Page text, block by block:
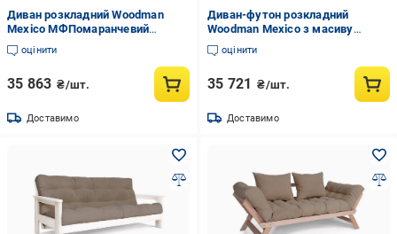
Диван розкладний Woodman
Mexico МФПомаранчевий
(14400154)
оцінити
35 863 ₴/шт.
Доставимо
Диван-футон розкладний
Woodman Mexico з масиву
дерева Білий/Синій
оцінити
35 721 ₴/шт.
Доставимо